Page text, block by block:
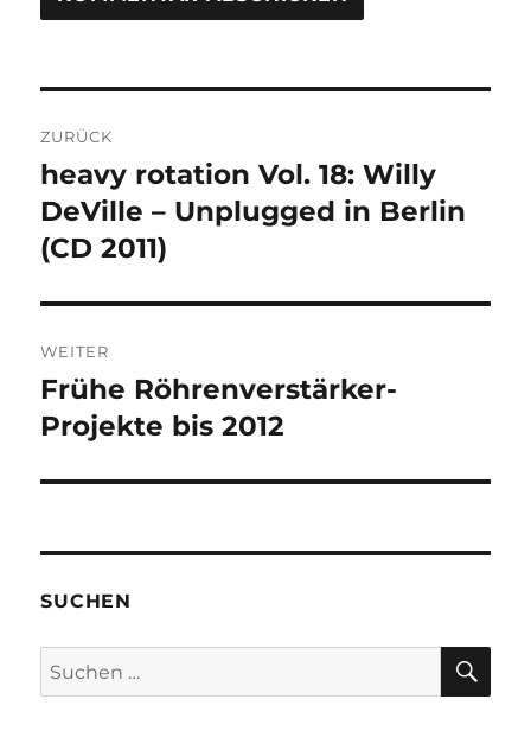
ZURÜCK
Vorheriger
Beitrag:
heavy rotation Vol. 18: Willy
DeVille – Unplugged in Berlin
(CD 2011)
WEITER
Nächster
Beitrag:
Frühe Röhrenverstärker-
Projekte bis 2012
SUCHEN
Suchen
nach: